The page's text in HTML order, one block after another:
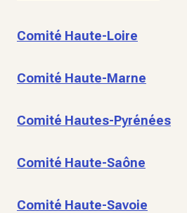
Comité Haute-Loire
Comité Haute-Marne
Comité Hautes-Pyrénées
Comité Haute-Saône
Comité Haute-Savoie